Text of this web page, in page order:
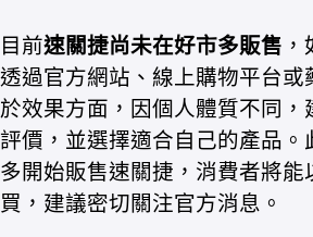
目前速關捷尚未在好市多販售
透過官方網站、線上購物平台或
於效果方面，因個人體質不同，
評價，並選擇適合自己的產品。
多開始販售速關捷，消費者將能
買，建議密切關注官方消息。